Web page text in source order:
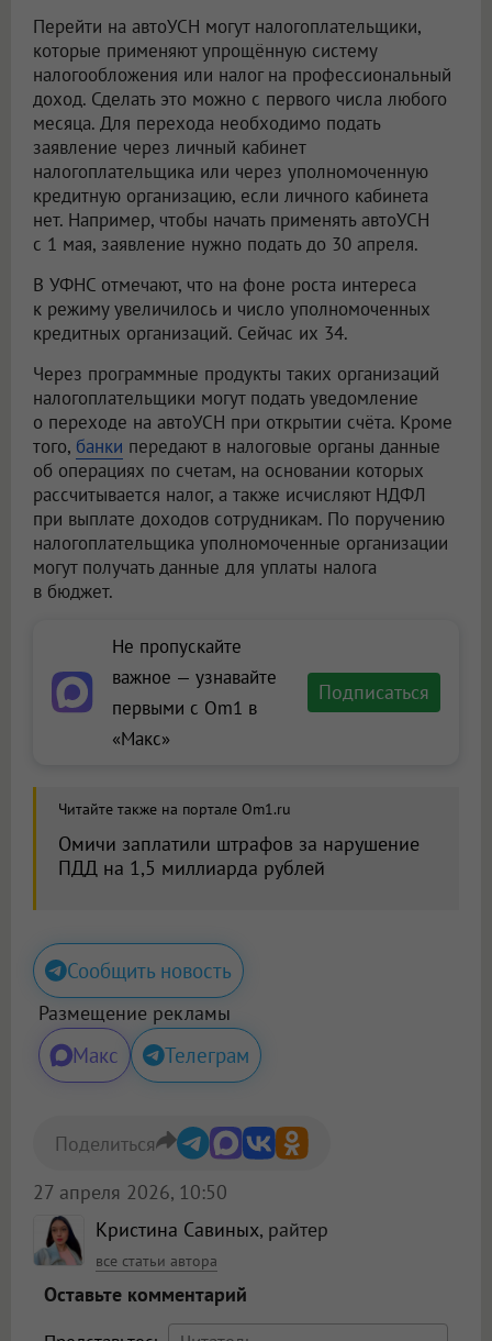
Перейти на автоУСН могут налогоплательщики,
которые применяют упрощённую систему
налогообложения или налог на профессиональный
доход. Сделать это можно с первого числа любого
месяца. Для перехода необходимо подать
заявление через личный кабинет
налогоплательщика или через уполномоченную
кредитную организацию, если личного кабинета
нет. Например, чтобы начать применять автоУСН
с 1 мая, заявление нужно подать до 30 апреля.
В УФНС отмечают, что на фоне роста интереса
к режиму увеличилось и число уполномоченных
кредитных организаций. Сейчас их 34.
Через программные продукты таких организаций
налогоплательщики могут подать уведомление
о переходе на автоУСН при открытии счёта. Кроме
того, банки передают в налоговые органы данные
об операциях по счетам, на основании которых
рассчитывается налог, а также исчисляют НДФЛ
при выплате доходов сотрудникам. По поручению
налогоплательщика уполномоченные организации
могут получать данные для уплаты налога
в бюджет.
Не пропускайте
важное — узнавайте
первыми с Om1 в
«Макс»
Подписаться
Читайте также на портале Om1.ru
Омичи заплатили штрафов за нарушение
ПДД на 1,5 миллиарда рублей
Сообщить новость
Размещение рекламы
Макс Телеграм
Кристина Савиных, райтер
все статьи автора
27 апреля 2026, 10:50
Поделиться
Оставьте комментарий